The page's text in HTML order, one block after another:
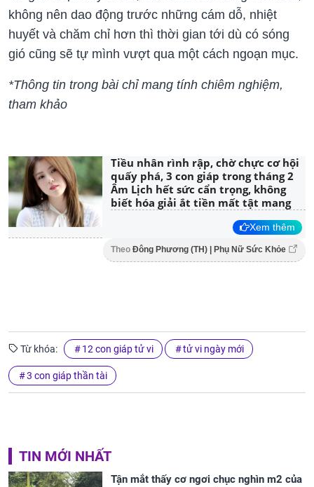
không nên dao động trước những cám dỗ, nhiệt
huyết và chăm chỉ hơn thì thời gian tới dù có sóng
gió cũng sẽ tự mình vượt qua một cách ngoạn mục.
*Thông tin trong bài chỉ mang tính chiêm nghiệm,
tham khảo
Tiều nhân rình rập, chờ chực cơ hội
quấy phá, 3 con giáp trong tháng 2
Âm Lịch hết sức cẩn trọng, không
biết hóa giải ắt tiền mất tật mang
Xem thêm
Theo Đông Phương (TH) | Phụ Nữ Sức Khỏe
Từ khóa: 12 con giáp tử vi tử vi ngày mới
3 con giáp thần tài
TIN MỚI NHẤT
Tận mắt thấy cơ ngơi chục nghìn m2 của